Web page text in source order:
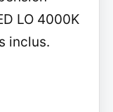
LO 4000K
inclus.